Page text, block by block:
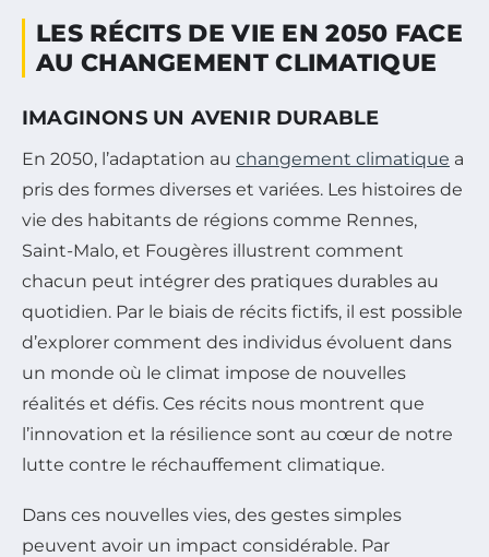
LES RÉCITS DE VIE EN 2050 FACE
AU CHANGEMENT CLIMATIQUE
IMAGINONS UN AVENIR DURABLE
En 2050, l’adaptation au changement climatique a
pris des formes diverses et variées. Les histoires de
vie des habitants de régions comme Rennes,
Saint-Malo, et Fougères illustrent comment
chacun peut intégrer des pratiques durables au
quotidien. Par le biais de récits fictifs, il est possible
d’explorer comment des individus évoluent dans
un monde où le climat impose de nouvelles
réalités et défis. Ces récits nous montrent que
l’innovation et la résilience sont au cœur de notre
lutte contre le réchauffement climatique.
Dans ces nouvelles vies, des gestes simples
peuvent avoir un impact considérable. Par